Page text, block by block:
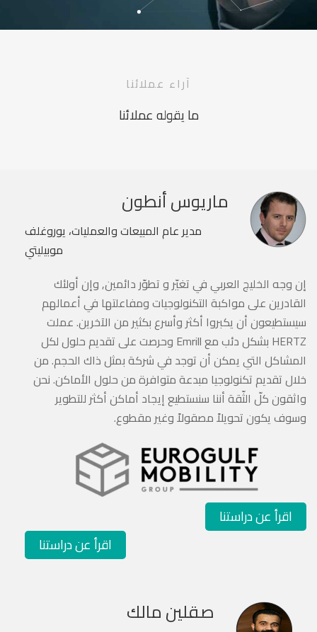
آراء عملائنا
ما يقوله عملائنا
ماريوس أنطون
مدير عام المبيعات والعمليات، يوروغلف
موبيليتي
إن وجه الخليج العربي في تغيّر و تطوّر دائمين, وإن أولئك
القادرين على مواكبة التكنولوجيات ومفاعلتها في أعمالهم
سيستطيعون أن يكبروا أكثر وأسرع بكثير من الآخرين. عملت
HERTZ بشكل دئب مع Emrill وحرصت على تقديم حلول لكل
المشاكل التي يمكن أن توجد في شركة بمثل ذاك الحجم. من
خلال تقديم تكنولوجيا مبدعة متوافرة من حلول الأماكن. نحن
واثقون كلّ الثّقة أننا سنستطيع إيجاد أماكن أكثر للتطوير
وسوف يكون تحويلاً مصقولاً وغير مقطوع.
اقرأ عن دراستنا‎
اقرأ عن دراستنا‎
صقلين مالك